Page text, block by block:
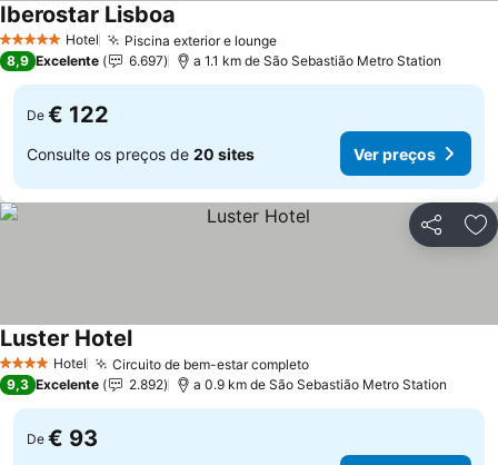
5 Estrelas Hotel Piscina exterior e loungeVer preços
Iberostar Lisboa
8,9 Excelente 6.697 a 1.1 km de São Sebastião Metro Station
De € 122
Consulte os preços de 20 sites Ver preços
Partilhar
4 EstrelasHotel Circuito de bem-estar completoVer preços
Luster HotelVer preços
9,3 Excelente 2.892 a 0.9 km de São Sebastião Metro Station
De € 93